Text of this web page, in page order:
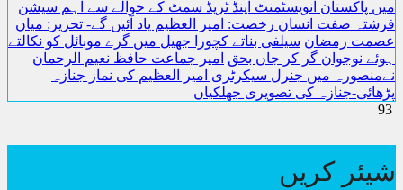
پاکستان انویسٹمنٹ اینڈ ٹریڈ سمٹ کے حوالے سے اہم سیشن
صفت انسان رخصت: امیر العظیم یاد آئیں گے- تحریر: میاں
رمضان سیلفی بناتے کچورا جھیل میں گرے موبائل کو نکالتے
نوجوان گر کر جاں بحق امیر جماعت حافظ نعیم الرحمان
میں جنرل سیکرٹری امیر العظیم کی نماز جنازہ
جنازہ کی تصویری جھلکیاں
کریں